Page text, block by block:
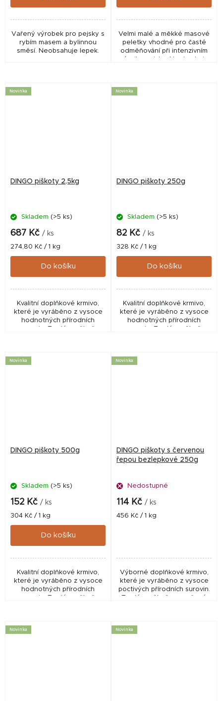
Vařený výrobek pro pejsky s
rybím masem a bylinnou
směsí. Neobsahuje lepek.
Velmi malé a měkké masové
peletky vhodné pro časté
odměňování při intenzivním
Novinka
DINGO piškoty 2,5kg
Skladem (>5 ks)
687 Kč / ks
Měrná
cena:
274,80 Kč / 1 kg
Do košíku
Kvalitní doplňkové krmivo,
které je vyráběno z vysoce
hodnotných přírodních
surovin. Tvrdé a pěkně
Novinka
DINGO piškoty 250g
Skladem (>5 ks)
82 Kč / ks
Měrná
cena:
328 Kč / 1 kg
Do košíku
Kvalitní doplňkové krmivo,
které je vyráběno z vysoce
hodnotných přírodních
surovin. Tvrdé a pěkně
Novinka
DINGO piškoty 500g
Skladem (>5 ks)
152 Kč / ks
Měrná
cena:
304 Kč / 1 kg
Do košíku
Kvalitní doplňkové krmivo,
které je vyráběno z vysoce
hodnotných přírodních
Novinka
DINGO piškoty s červenou
řepou bezlepkové 250g
Nedostupné
114 Kč / ks
Měrná
456 Kč / 1 kg
Výborné doplňkové krmivo,
které je vyráběno z vysoce
poctivých přírodních surovin.
Novinka Novinka